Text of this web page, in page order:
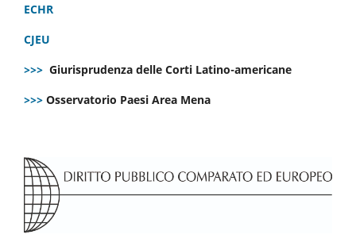
ECHR
CJEU
>>> Giurisprudenza delle Corti Latino-americane
>>> Osservatorio Paesi Area Mena